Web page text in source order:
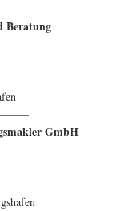
Beratung
GmbH